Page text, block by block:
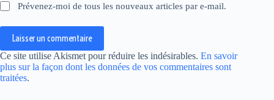
Prévenez-moi de tous les nouveaux articles par e-mail.
Laisser un commentaire
Ce site utilise Akismet pour réduire les indésirables. En savoir
plus sur la façon dont les données de vos commentaires sont
traitées.